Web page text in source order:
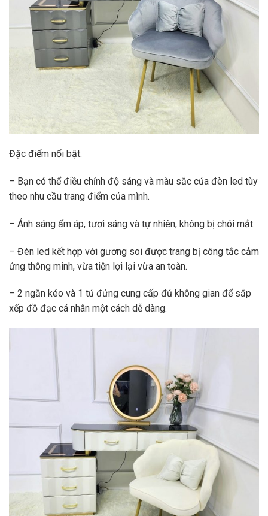
Đặc điểm nổi bật:
– Bạn có thể điều chỉnh độ sáng và màu sắc của đèn led tùy
theo nhu cầu trang điểm của mình.
– Ánh sáng ấm áp, tươi sáng và tự nhiên, không bị chói mắt.
– Đèn led kết hợp với gương soi được trang bị công tắc cảm
ứng thông minh, vừa tiện lợi lại vừa an toàn.
– 2 ngăn kéo và 1 tủ đứng cung cấp đủ không gian để sắp
xếp đồ đạc cá nhân một cách dễ dàng.